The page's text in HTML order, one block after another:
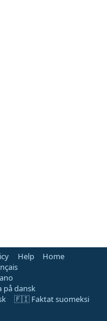
Help
Home
dansk
🇫🇮 Faktat suomeksi